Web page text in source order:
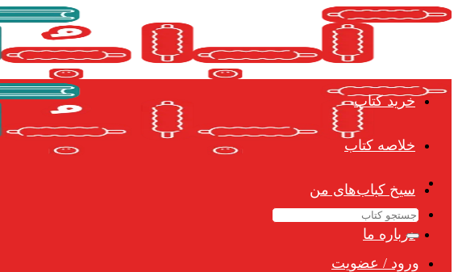
Skip
جستجو
برای:
ورود / عضویت
خرید کتاب
خلاصه کتاب
سیخ کباب‌های من
درباره ما